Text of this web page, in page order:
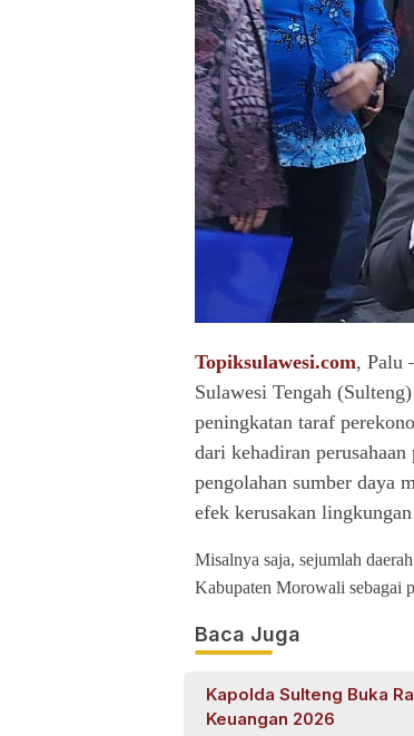
Topiksulawesi.com, Palu
Sulawesi Tengah
peningkatan taraf
dari kehadiran
pengolahan sumber daya
efek kerusakan
Misalnya saja, sejumlah
Kabupaten Morowali sebagai
Baca Juga
Kapolda Sulteng Buka
Keuangan 2026